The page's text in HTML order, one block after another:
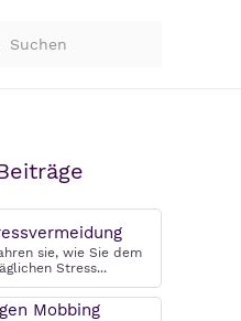
sie, wie Sie dem
Stress...
Mobbing